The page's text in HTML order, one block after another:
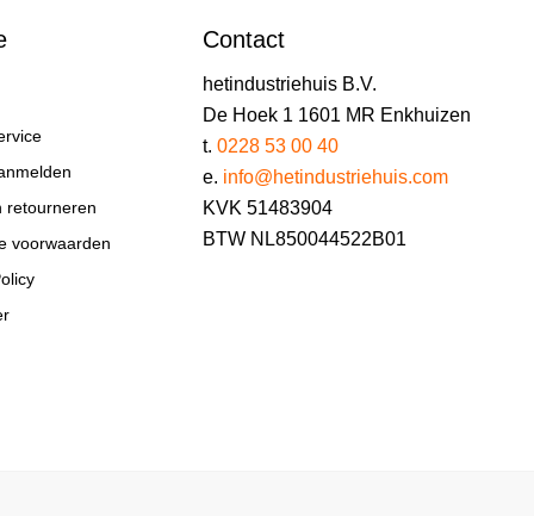
retourneren
voorwaarden
Contact
hetindustriehuis B.V.
De Hoek 1 1601 MR Enkhuizen
t. 0228 53 00 40
e. info@hetindustriehuis.com
KVK 51483904
BTW NL850044522B01